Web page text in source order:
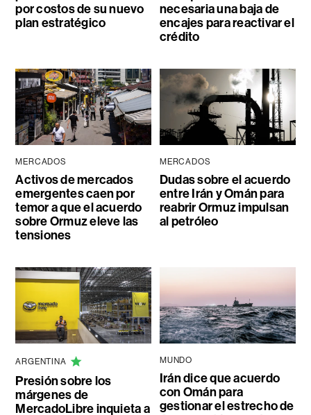
por costos de su nuevo
plan estratégico
necesaria una baja de
encajes para reactivar el
crédito
MERCADOS
Activos de mercados
emergentes caen por
temor a que el acuerdo
sobre Ormuz eleve las
tensiones
MERCADOS
Dudas sobre el acuerdo
entre Irán y Omán para
reabrir Ormuz impulsan
al petróleo
ARGENTINA
Presión sobre los
márgenes de
MercadoLibre inquieta a
MUNDO
Irán dice que acuerdo
con Omán para
gestionar el estrecho de